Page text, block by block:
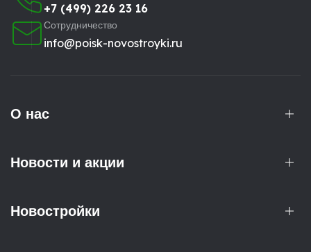
+7 (499) 226 23 16
Сотрудничество
info@poisk-novostroyki.ru
О нас
Новости и акции
Новостройки